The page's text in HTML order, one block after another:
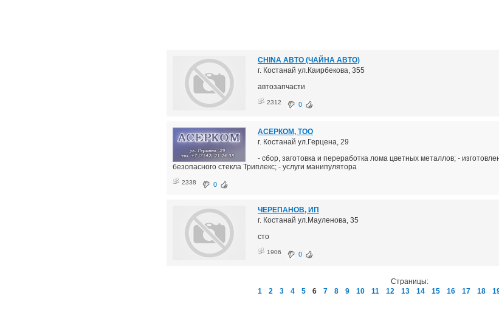
CHINA АВТО (ЧАЙНА АВТО)
г. Костанай ул.Каирбекова, 355
автозапчасти
2312 0
АСЕРКОМ, ТОО
г. Костанай ул.Герцена, 29
- сбор, заготовка и переработка лома цветных металлов; -
безопасного стекла Триплекс; - услуги манипулятора
2338 0
ЧЕРЕПАНОВ, ИП
г. Костанай ул.Мауленова, 35
сто
1906 0
Страницы:
1
2 3 4 5 6 7 8 9 10 11 12 13 14 15 16 17 18